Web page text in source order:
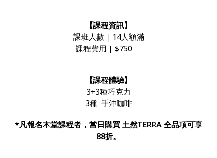
【課程資訊】
課班人數 | 14人額滿
課程費用 | $750
【課程體驗】
3+3種巧克力
3種 手沖咖啡
*凡報名本堂課程者，當日購買 土然TERRA 全品項可享
88折。